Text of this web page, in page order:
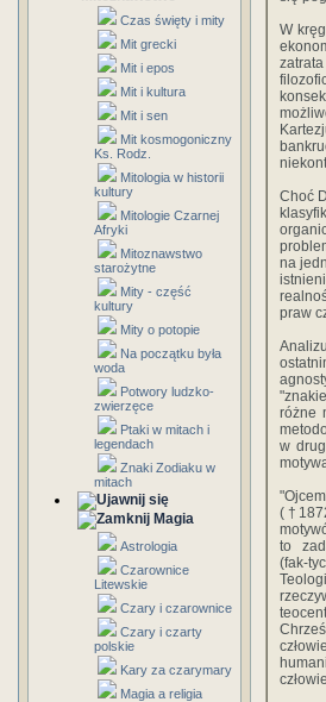
Czas święty i mity
Mit grecki
Mit i epos
Mit i kultura
Mit i sen
Mit kosmogoniczny
Ks. Rodz.
Mitologia w historii
kultury
Mitologie Czarnej
Afryki
Mitoznawstwo
starożytne
Mity - część
kultury
Mity o potopie
Na początku była
woda
Potwory ludzko-
zwierzęce
Ptaki w mitach i
legendach
Znaki Zodiaku w
mitach
Magia
Astrologia
Czarownice
Litewskie
Czary i czarownice
Czary i czarty
polskie
Kary za czarymary
Magia a religia
W
Choć
na
praw
róż­ne
w
to
(fak-